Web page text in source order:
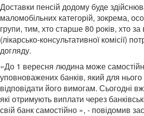
Доставки пенсій додому буде
маломобільних категорій, зокрема,
групи, тим, хто старше 80 років, хто
(лікарсько-консультативної комісії)
догляду.
«До 1 вересня людина може
уповноважених банків, який для
відповідати його вимогам. Сьогодні
які отримують виплати через
свій банк самостійно », - повідомив